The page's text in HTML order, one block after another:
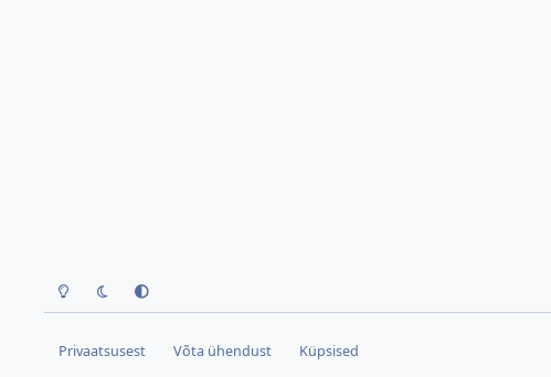
Hele teemaTume teemaKasuta seadme teemat
Privaatsusest Võta ühendust Küpsised